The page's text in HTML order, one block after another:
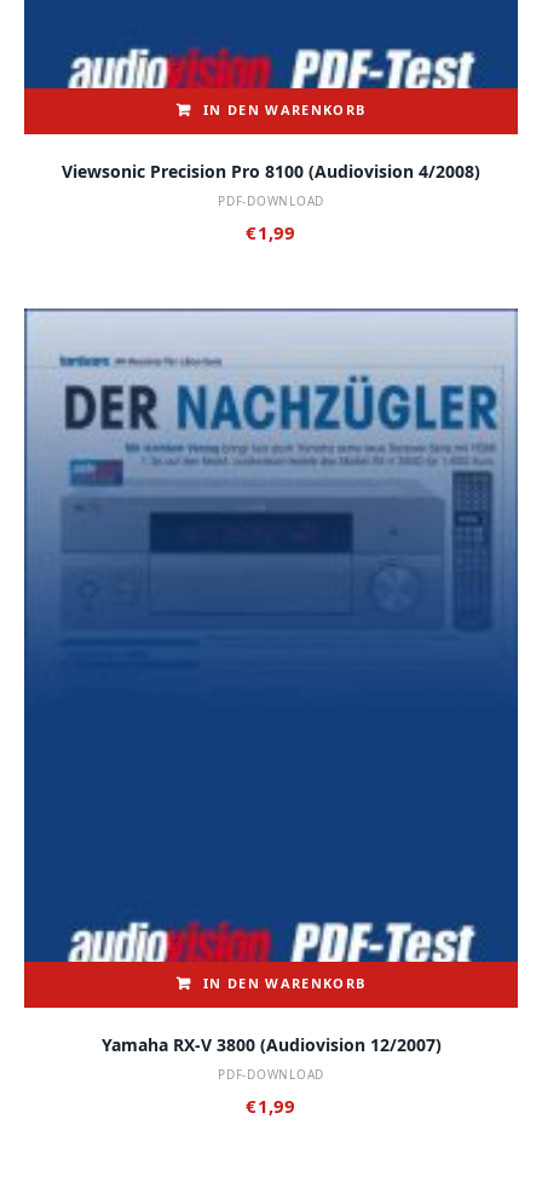
IN DEN WARENKORB
Viewsonic Precision Pro 8100 (audiovision 4/2008)
PDF-DOWNLOAD
€1,99
IN DEN WARENKORB
Yamaha RX-V 3800 (audiovision 12/2007)
PDF-DOWNLOAD
€1,99